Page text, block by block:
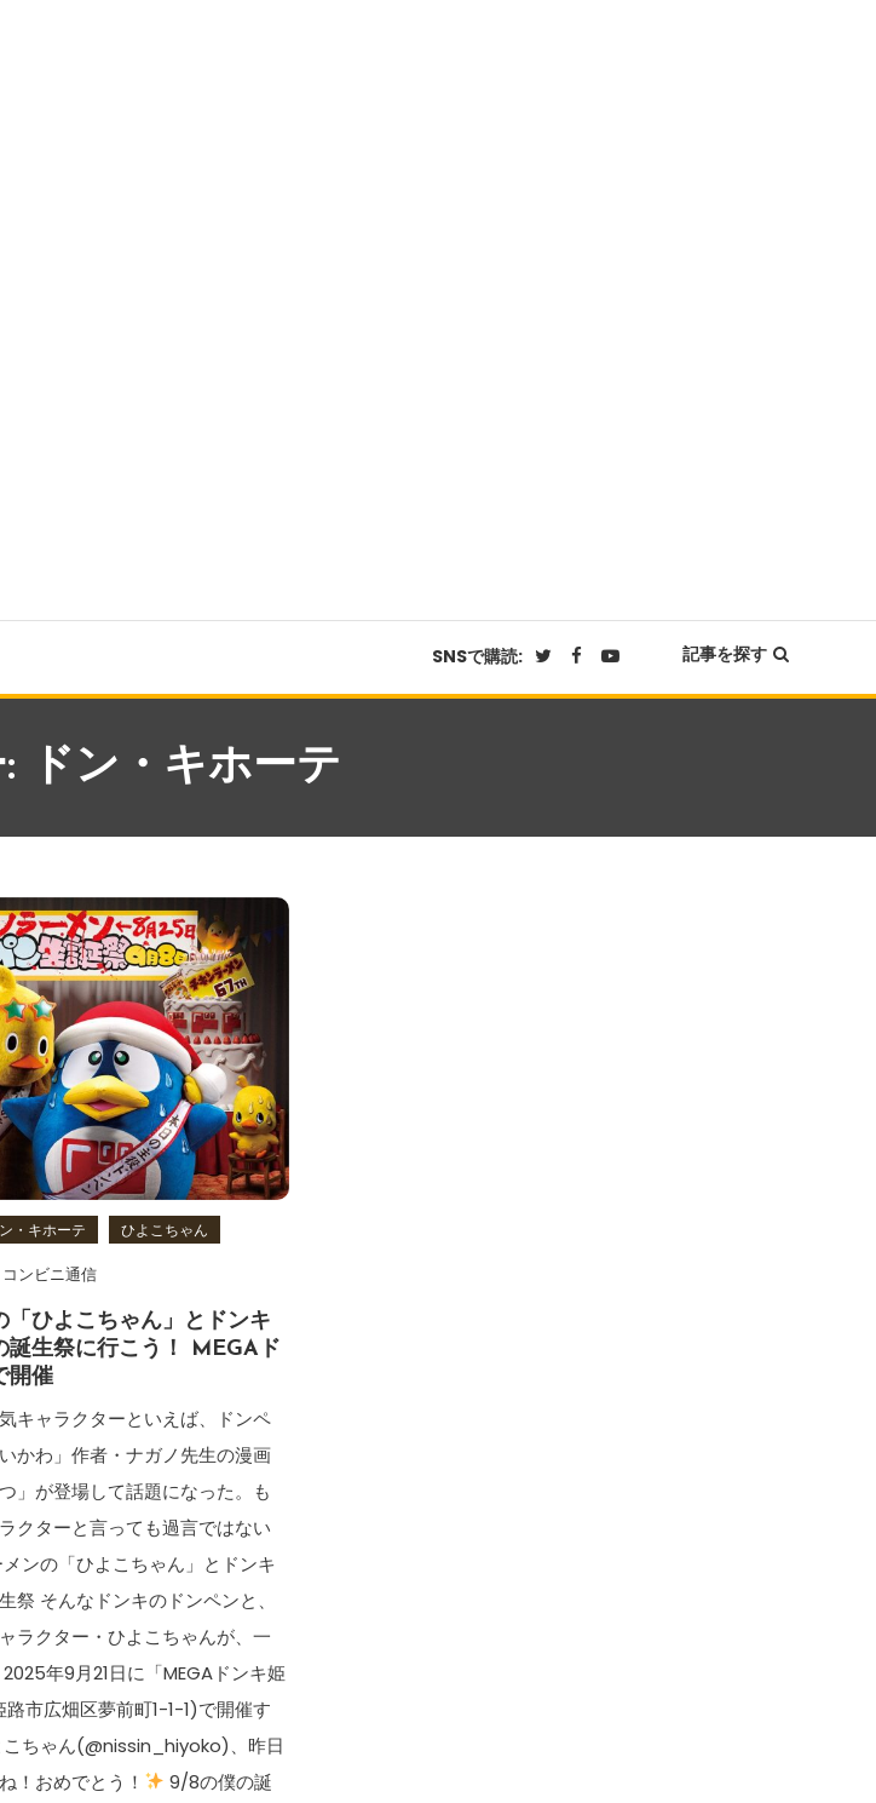
SNSで購読: 記事を探す
ドン・キホーテ
・キホーテ ひよこちゃん
コンビニ通信
「ひよこちゃん」とドンキ
誕生祭に行こう！ MEGAド
開催
キャラクターといえば、ドンペ
かわ」作者・ナガノ先生の漫画
」が登場して話題になった。も
クターと言っても過言ではない
ンの「ひよこちゃん」とドンキ
祭 そんなドンキのドンペンと、
ラクター・ひよこちゃんが、一
年9月21日に「MEGAドンキ姫
市広畑区夢前町1-1-1)で開催す
こちゃん(@nissin_hiyoko)、昨日
！おめでとう！
9/8の僕の誕